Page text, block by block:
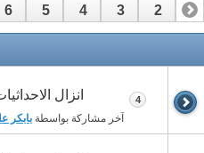
1
2
3
4
5
6
انزال
آخر مشاركة بواسطة بابكر
4